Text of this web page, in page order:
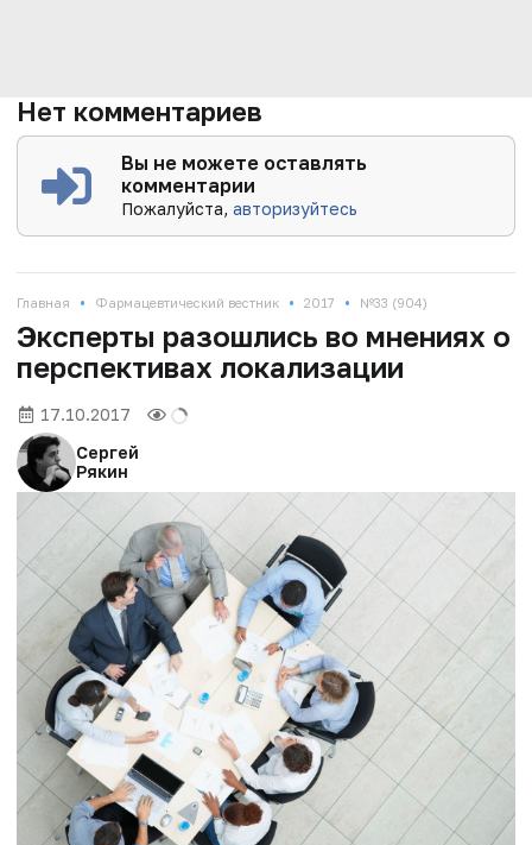
Нет комментариев
Вы не можете оставлять
комментарии
Пожалуйста,авторизуйтесь
Главная • Фармацевтический вестник • 2017 • №33 (904)
Эксперты разошлись во мнениях о
перспективах локализации
17.10.2017
Сергей
Рякин